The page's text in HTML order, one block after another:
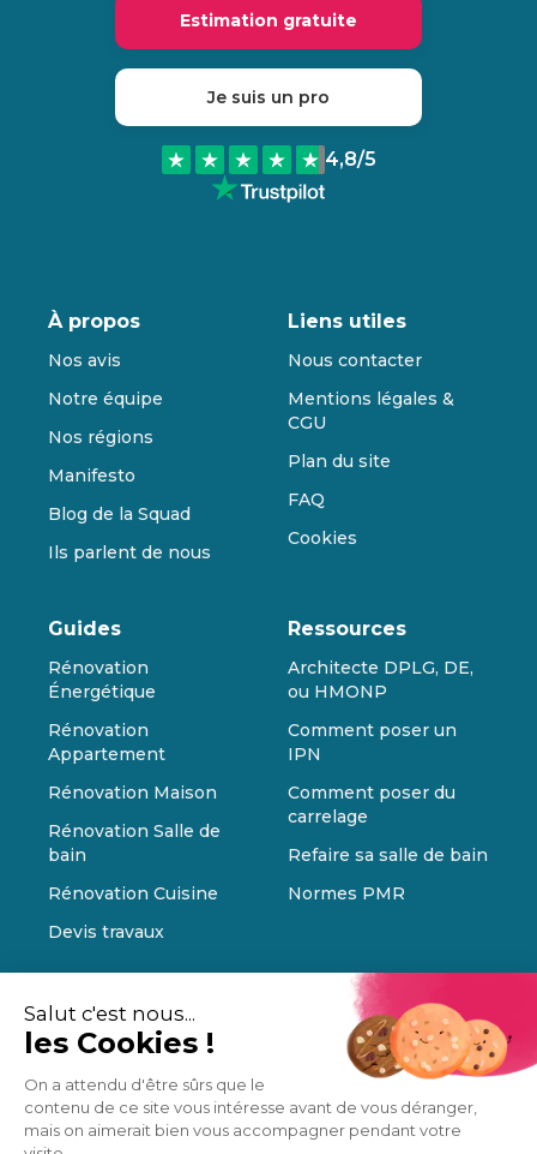
Salut c'est nous...
les Cookies !
On a attendu d'être sûrs que le
contenu de ce site vous intéresse avant de vous déranger,
mais on aimerait bien vous accompagner pendant votre
Estimation gratuite
Je suis un pro
4,8/5
À propos
Nos avis
Notre équipe
Nos régions
Manifesto
Blog de la Squad
Ils parlent de nous
Liens utiles
Nous contacter
Mentions légales &
CGU
Plan du site
FAQ
Cookies
Guides
Rénovation
Énergétique
Rénovation
Appartement
Rénovation Maison
Rénovation Salle de
bain
Rénovation Cuisine
Devis travaux
Ressources
Architecte DPLG, DE,
ou HMONP
Comment poser un
IPN
Comment poser du
carrelage
Refaire sa salle de bain
Normes PMR